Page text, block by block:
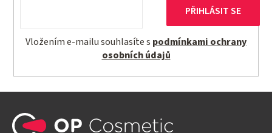
Vložením e-mailu souhlasíte s podmínkami ochrany
osobních údajů
PŘIHLÁSIT SE